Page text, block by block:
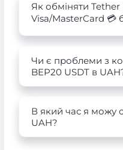
Як обміняти Tether
Visa/MasterCard 💳
Чи є проблеми з
BEP20 USDT в
В який час я можу
UAH?